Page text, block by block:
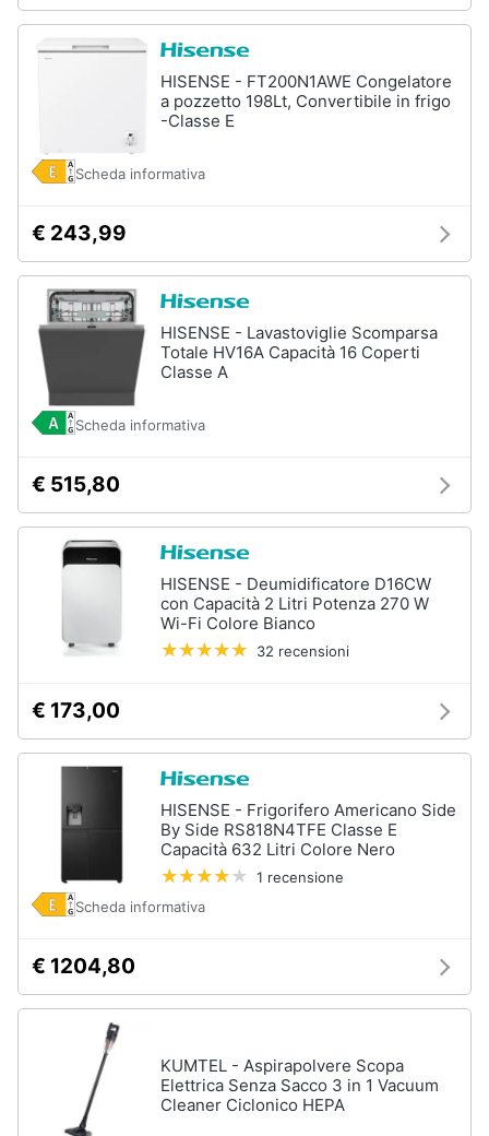
HISENSE - FT200N1AWE Congelatore
a pozzetto 198Lt, Convertibile in frigo
-Classe E
Scheda informativa
€ 243,99
HISENSE - Lavastoviglie Scomparsa
Totale HV16A Capacità 16 Coperti
Classe A
Scheda informativa
€ 515,80
HISENSE - Deumidificatore D16CW
con Capacità 2 Litri Potenza 270 W
Wi-Fi Colore Bianco
32 recensioni
€ 173,00
HISENSE - Frigorifero Americano Side
By Side RS818N4TFE Classe E
Capacità 632 Litri Colore Nero
1 recensione
Scheda informativa
€ 1204,80
KUMTEL - Aspirapolvere Scopa
Elettrica Senza Sacco 3 in 1 Vacuum
Cleaner Ciclonico HEPA